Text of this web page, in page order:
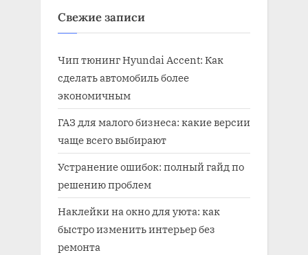
Свежие записи
Чип тюнинг Hyundai Accent: Как
сделать автомобиль более
экономичным
ГАЗ для малого бизнеса: какие версии
чаще всего выбирают
Устранение ошибок: полный гайд по
решению проблем
Наклейки на окно для уюта: как
быстро изменить интерьер без
ремонта